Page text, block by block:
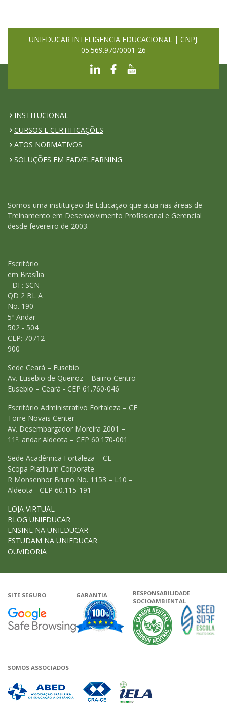
UNIEDUCAR INTELIGENCIA EDUCACIONAL | CNPJ:
05.569.970/0001-26
INSTITUCIONAL
CURSOS E CERTIFICAÇÕES
ATOS NORMATIVOS
SOLUÇÕES EM EAD/ELEARNING
Somos uma instituição de Educação que atua nas áreas de
Treinamento em Desenvolvimento Profissional e Gerencial
desde fevereiro de 2003.
Escritório
em Brasília
- DF: SCN
QD 2 BL A
No. 190 –
5º Andar
502 - 504
CEP: 70712-
900
Sede Ceará – Eusebio
Av. Eusebio de Queiroz – Bairro Centro
Eusebio – Ceará - CEP 61.760-046
Escritório Administrativo Fortaleza – CE
Torre Novais Center
Av. Desembargador Moreira 2001 –
11º. andar Aldeota – CEP 60.170-001
Sede Acadêmica Fortaleza – CE
Scopa Platinum Corporate
R Monsenhor Bruno No. 1153 – L10 –
Aldeota - CEP 60.115-191
LOJA VIRTUAL
BLOG UNIEDUCAR
ENSINE NA UNIEDUCAR
ESTUDAM NA UNIEDUCAR
OUVIDORIA
SITE SEGURO
Google - Status do site no
GARANTIA
Garantia de satisfação
RESPONSABILIDADE
SOCIOAMBIENTAL
A
SOMOS ASSOCIADOS